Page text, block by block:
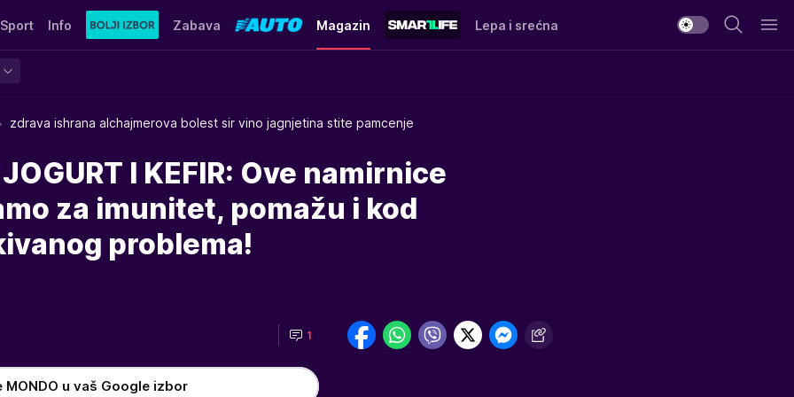
Sport Info Zabava Magazin Lepa i srećna
zdrava ishrana alchajmerova bolest sir vino jagnjetina stite pamcenje
I KEFIR: Ove namirnice
za imunitet, pomažu i kod
problema!
1
MONDO u vaš Google izbor